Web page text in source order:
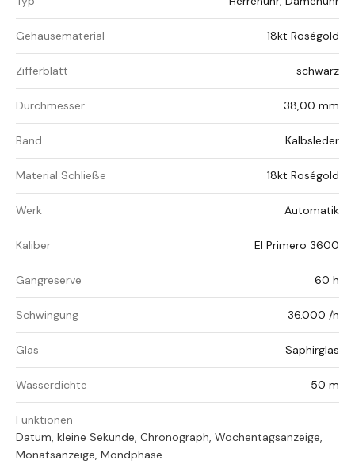
Gehäusematerial 18kt Roségold
Zifferblatt schwarz
Durchmesser 38,00 mm
Band Kalbsleder
Material Schließe 18kt Roségold
Werk Automatik
Kaliber El Primero 3600
Gangreserve 60 h
Schwingung 36.000 /h
Glas Saphirglas
Wasserdichte 50 m
Funktionen
Datum, kleine Sekunde, Chronograph, Wochentagsanzeige,
Monatsanzeige, Mondphase